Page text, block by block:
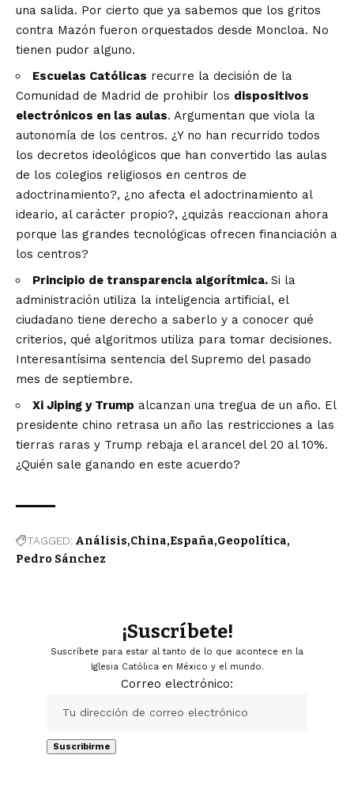
una salida. Por cierto que ya sabemos que los gritos
contra Mazón fueron orquestados desde Moncloa. No
tienen pudor alguno.
Escuelas Católicas recurre la decisión de la
Comunidad de Madrid de prohibir los dispositivos
electrónicos en las aulas. Argumentan que viola la
autonomía de los centros. ¿Y no han recurrido todos
los decretos ideológicos que han convertido las aulas
de los colegios religiosos en centros de
adoctrinamiento?, ¿no afecta el adoctrinamiento al
ideario, al carácter propio?, ¿quizás reaccionan ahora
porque las grandes tecnológicas ofrecen financiación a
los centros?
Principio de transparencia algorítmica. Si la
administración utiliza la inteligencia artificial, el
ciudadano tiene derecho a saberlo y a conocer qué
criterios, qué algoritmos utiliza para tomar decisiones.
Interesantísima sentencia del Supremo del pasado
mes de septiembre.
Xi Jiping y Trump alcanzan una tregua de un año. El
presidente chino retrasa un año las restricciones a las
tierras raras y Trump rebaja el arancel del 20 al 10%.
¿Quién sale ganando en este acuerdo?
TAGGED: Análisis China España Geopolítica
Pedro Sánchez
¡Suscríbete!
Suscríbete para estar al tanto de lo que acontece en la
Iglesia Católica en México y el mundo.
Correo electrónico: